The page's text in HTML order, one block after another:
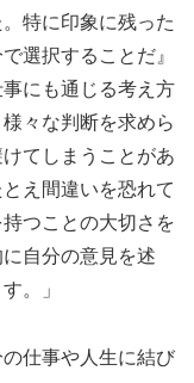
特に印象に残った
選択することだ』
にも通じる考え方
々な判断を求めら
てしまうことがあ
え間違いを恐れて
つことの大切さを
自分の意見を述
。」
仕事や人生に結び